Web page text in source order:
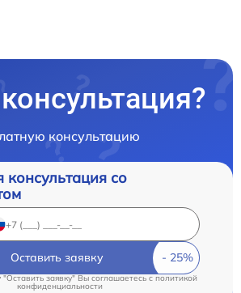
консультацию
консультация со
Оставить заявку
заявку" Вы соглашаетесь cполитикой
конфиденциальности